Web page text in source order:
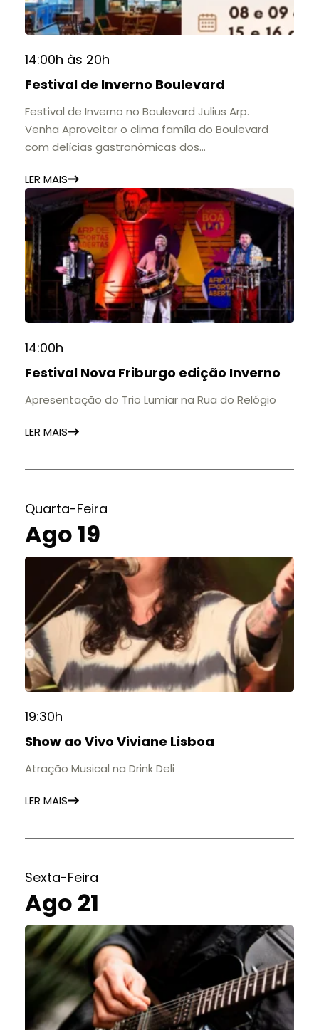
14:00h às 20h
Festival de Inverno Boulevard
Festival de Inverno no Boulevard Julius Arp.
Venha Aproveitar o clima famíla do Boulevard
com delícias gastronômicas dos
LER MAIS
14:00h
Festival Nova Friburgo edição Inverno
Apresentação do Trio Lumiar na Rua do Relógio
LER MAIS
Quarta-Feira
Ago 19
19:30h
Show ao Vivo Viviane Lisboa
Atração Musical na Drink Deli
LER MAIS
Sexta-Feira
Ago 21